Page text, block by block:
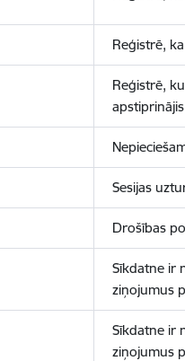
Reģistrē,
Reģistrē,
Sesijas
Drošības
Sīkdatne ir
ziņojumus
Sīkdatne ir
ziņojumus